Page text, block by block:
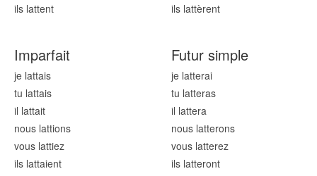
ils lattent
ils lattèrent
Imparfait
je lattais
tu lattais
il lattait
nous lattions
vous lattiez
ils lattaient
Futur simple
je latterai
tu latteras
il lattera
nous latterons
vous latterez
ils latteront